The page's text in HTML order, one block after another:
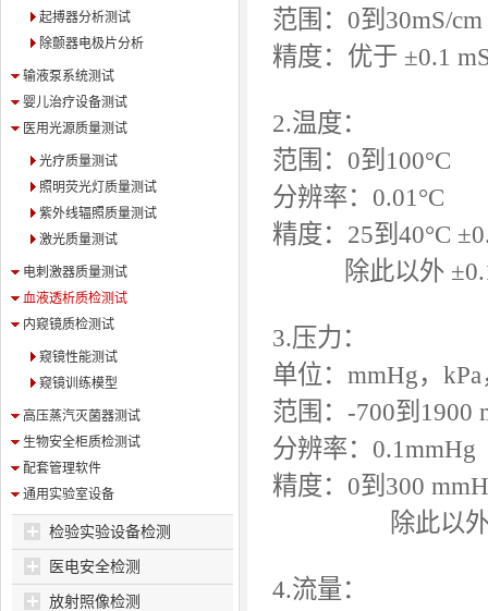
起搏器分析测试
除颤器电极片分析
输液泵系统测试
婴儿治疗设备测试
医用光源质量测试
光疗质量测试
照明荧光灯质量测试
紫外线辐照质量测试
激光质量测试
电刺激器质量测试
血液透析质检测试
内窥镜质检测试
窥镜性能测试
窥镜训练模型
高压蒸汽灭菌器测试
生物安全柜质检测试
配套管理软件
通用实验室设备
检验实验设备检测
医电安全检测
放射照像检测
范围：0到30mS/cm
精度：优于 ±0.1
2.温度：
范围：0到100°C
分辨率：0.01°C
精度：25到40°C ±
除此以外 ±
3.压力：
单位：mmHg，
范围：-700到1900
分辨率：0.1mmHg
精度：0到300
除此以
4.流量：